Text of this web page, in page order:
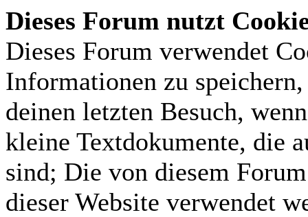
Dieses Forum nutzt
Dieses Forum verwendet
Informationen zu
deinen letzten Besuch,
kleine Textdokumente, die
sind; Die von diesem
dieser Website verwendet